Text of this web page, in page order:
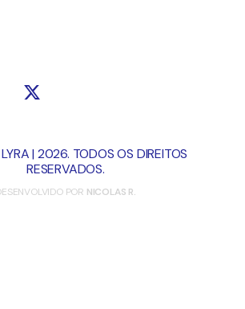
| 2026. TODOS OS DIREITOS
RESERVADOS.
POR NICOLAS R.